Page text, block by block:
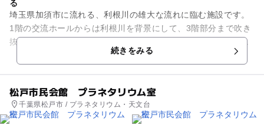
る
埼玉県加須市に流れる、利根川の雄大な流れに臨む施設です。
1階の交流ホールからは利根川を背景にして、3階部分まで吹き
抜けの大空間となっています。宇宙服などの宇宙関連の展示が
並ぶ中、プラネタリウム室...続きをみる
松戸市民会館 プラネタリウム室
千葉県松戸市 / プラネタリウム・天文台